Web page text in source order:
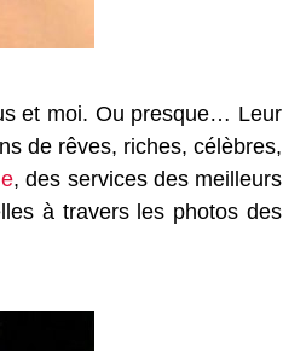
et moi. Ou presque… Leur
de rêves, riches, célèbres,
, des services des meilleurs
à travers les photos des